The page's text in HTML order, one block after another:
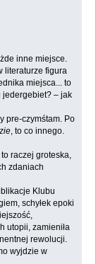
inne miejsce.
literaturze figura
miejsca... to
jedergebiet? – jak
pre-czymśtam. Po
, to co innego.
raczej groteska,
zdaniach
Klubu
schyłek epoki
utopii, zamieniła
rewolucji.
wyjdzie w